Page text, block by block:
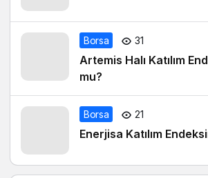
Borsa 31
Artemis Halı Katılım
mu?
Borsa 21
Enerjisa Katılım